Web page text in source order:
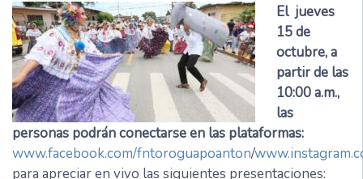
El jueves
15 de
octubre, a
partir de las
10:00 a.m.,
las
personas podrán conectarse en las plataformas:
www.facebook.com/fntoroguapoanton/
para apreciar en vivo las siguientes presentaciones: